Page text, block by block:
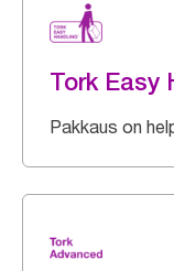
Tork Easy
Pakkaus on